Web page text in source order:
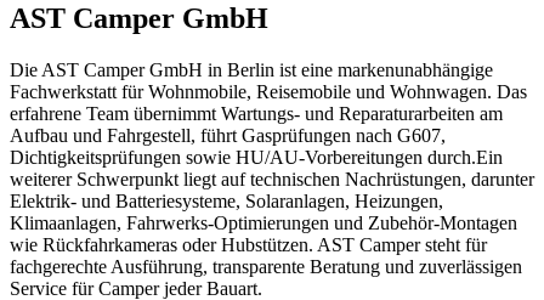
AST Camper GmbH
Die AST Camper GmbH in Berlin ist eine markenunabhängige
Fachwerkstatt für Wohnmobile, Reisemobile und Wohnwagen. Das
erfahrene Team übernimmt Wartungs- und Reparaturarbeiten am
Aufbau und Fahrgestell, führt Gasprüfungen nach G607,
Dichtigkeitsprüfungen sowie HU/AU-Vorbereitungen durch.Ein
weiterer Schwerpunkt liegt auf technischen Nachrüstungen, darunter
Elektrik- und Batteriesysteme, Solaranlagen, Heizungen,
Klimaanlagen, Fahrwerks-Optimierungen und Zubehör-Montagen
wie Rückfahrkameras oder Hubstützen. AST Camper steht für
fachgerechte Ausführung, transparente Beratung und zuverlässigen
Service für Camper jeder Bauart.